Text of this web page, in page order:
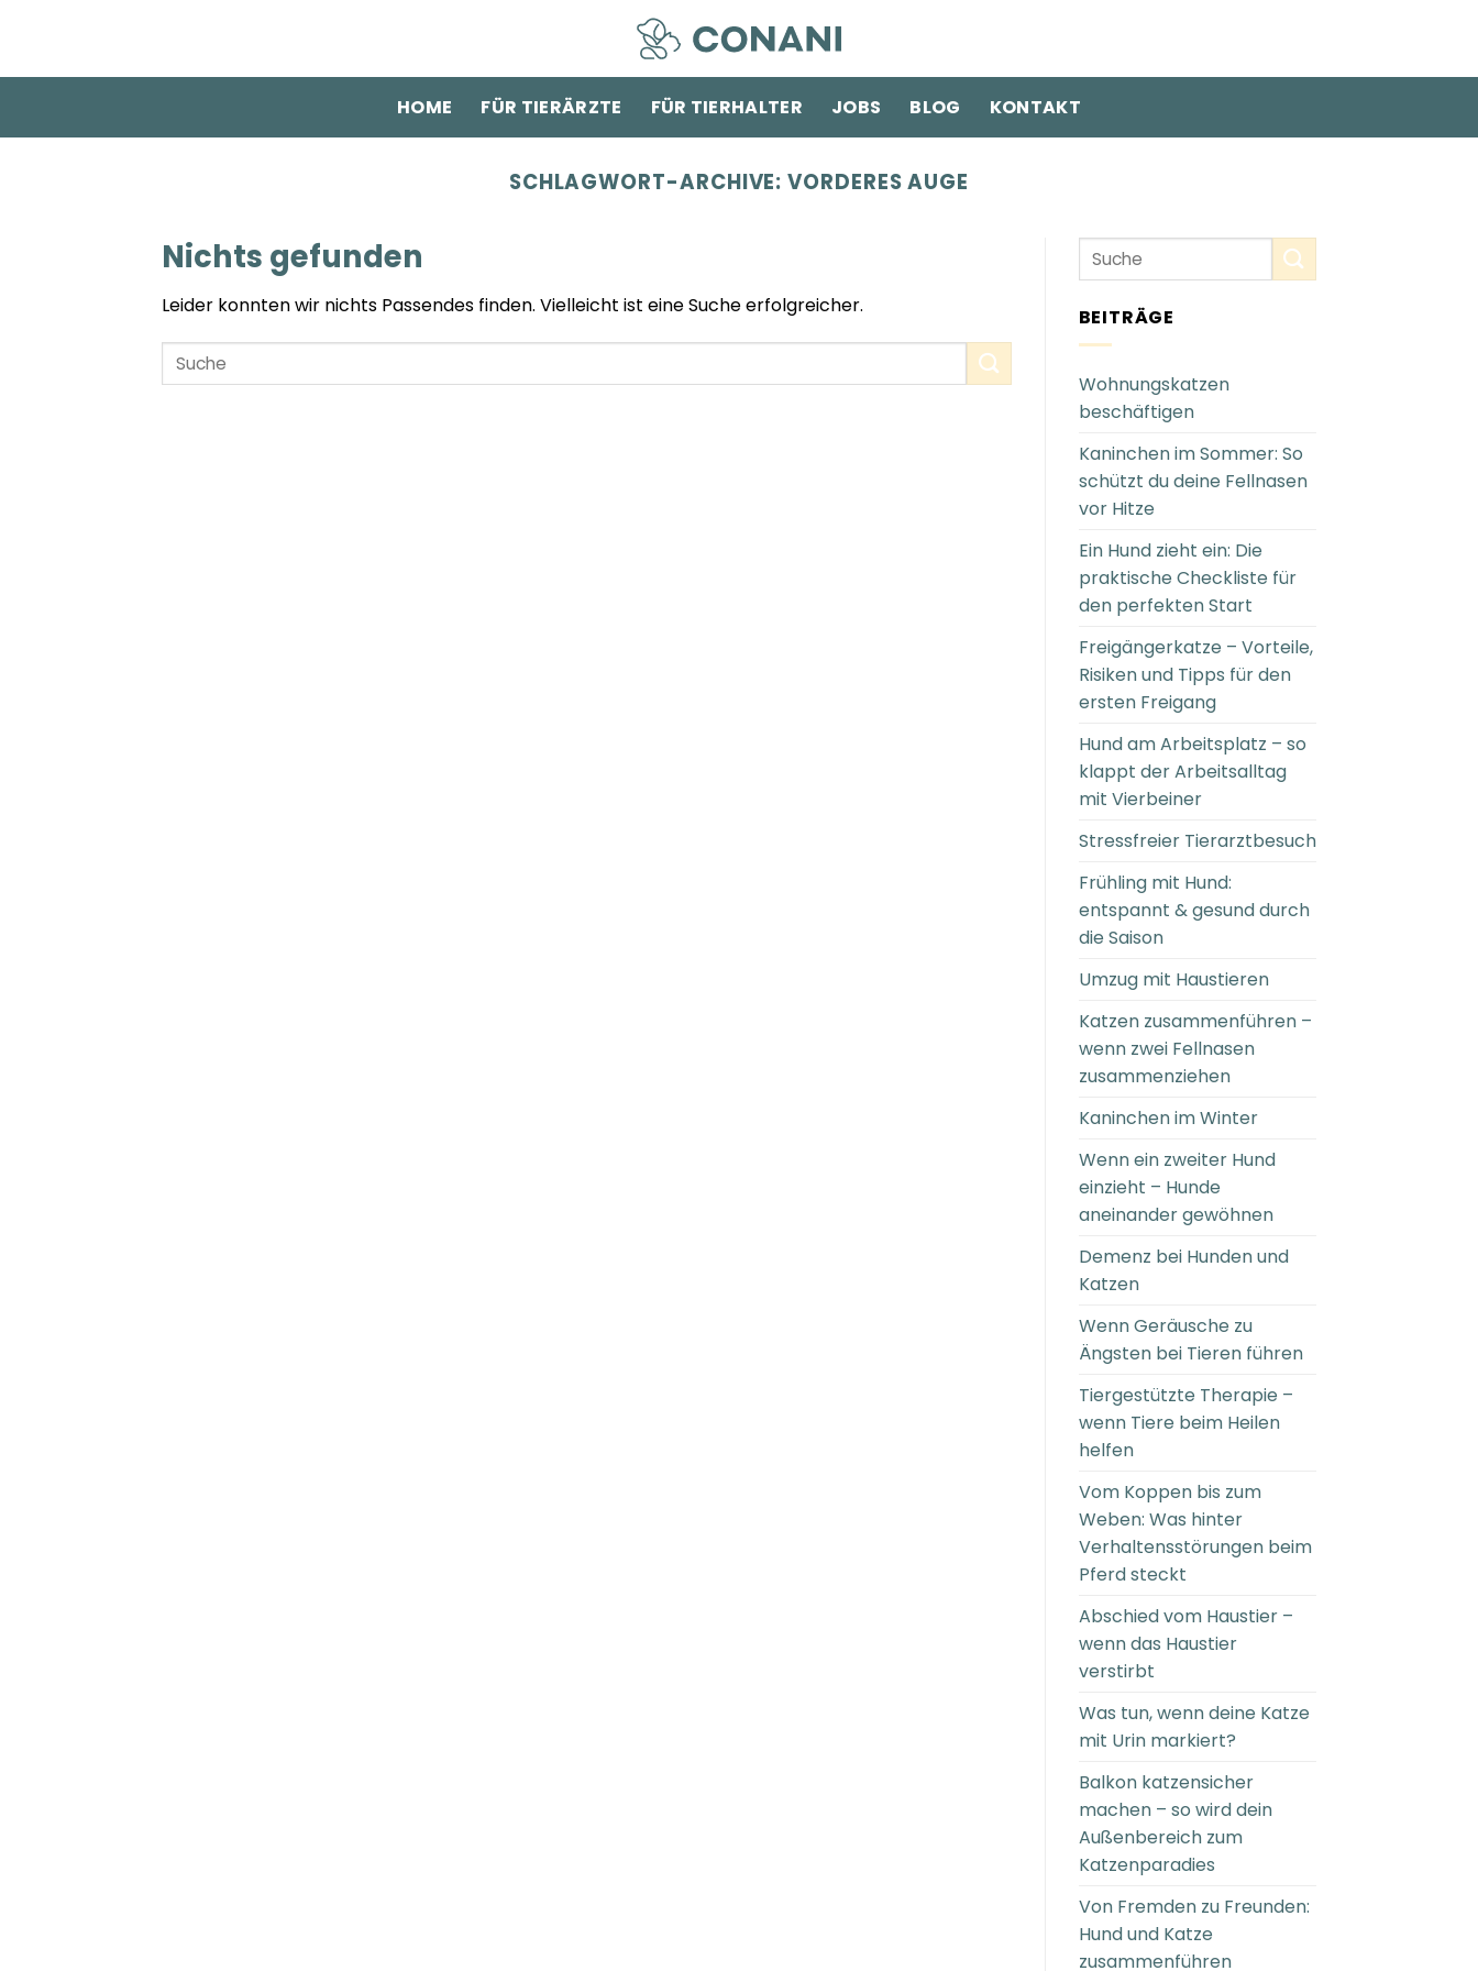
HOME
FÜR TIERÄRZTE FÜR TIERHALTER JOBS BLOG KONTAKT
SCHLAGWORT-ARCHIVE:VORDERES AUGE
Nichts gefunden
Leider konnten wir nichts Passendes finden. Vielleicht ist eine Suche erfolgreicher. BEITRÄGE
Wohnungskatzen
beschäftigen
Kaninchen im Sommer: So
schützt du deine Fellnasen
vor Hitze
Ein Hund zieht ein: Die
praktische Checkliste für
den perfekten Start
Freigängerkatze – Vorteile,
Risiken und Tipps für den
ersten Freigang
Hund am Arbeitsplatz – so
klappt der Arbeitsalltag
mit Vierbeiner
Stressfreier Tierarztbesuch
Frühling mit Hund:
entspannt & gesund durch
die Saison
Umzug mit Haustieren
Katzen zusammenführen –
wenn zwei Fellnasen
zusammenziehen
Kaninchen im Winter
Wenn ein zweiter Hund
einzieht – Hunde
aneinander gewöhnen
Demenz bei Hunden und
Katzen
Wenn Geräusche zu
Ängsten bei Tieren führen
Tiergestützte Therapie –
wenn Tiere beim Heilen
helfen
Vom Koppen bis zum
Weben: Was hinter
Verhaltensstörungen beim
Pferd steckt
Abschied vom Haustier –
wenn das Haustier
verstirbt
Was tun, wenn deine Katze
mit Urin markiert?
Balkon katzensicher
machen – so wird dein
Außenbereich zum
Katzenparadies
Von Fremden zu Freunden:
Hund und Katze
zusammenführen